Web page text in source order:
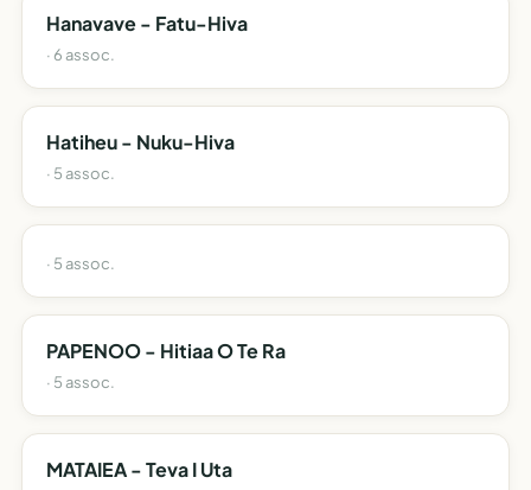
Hanavave - Fatu-Hiva
· 6 assoc.
Hatiheu - Nuku-Hiva
· 5 assoc.
· 5 assoc.
PAPENOO - Hitiaa O Te Ra
· 5 assoc.
MATAIEA - Teva I Uta